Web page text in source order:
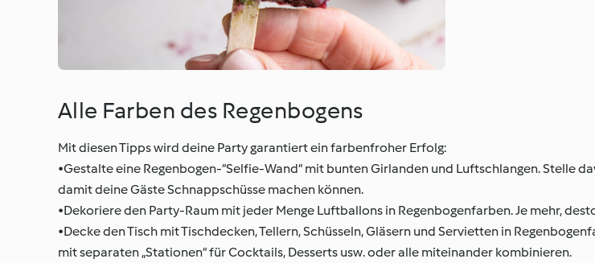
Alle Farben des Regenbogens
Mit diesen Tipps wird deine Party garantiert ein farbenfroher Erfolg:
•Gestalte eine Regenbogen-“Selfie-Wand“ mit bunten Girlanden und Luftschlangen. Stelle
damit deine Gäste Schnappschüsse machen können.
•Dekoriere den Party-Raum mit jeder Menge Luftballons in Regenbogenfarben. Je mehr,
•Decke den Tisch mit Tischdecken, Tellern, Schüsseln, Gläsern und Servietten in
mit separaten „Stationen“ für Cocktails, Desserts usw. oder alle miteinander kombinieren.